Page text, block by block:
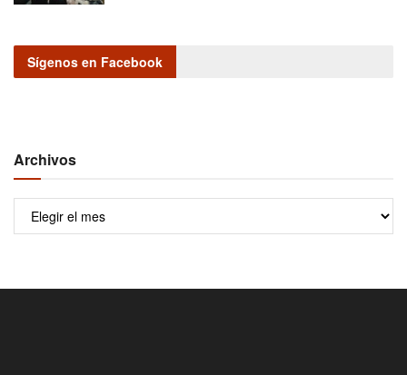
Sígenos en Facebook
Archivos
Archivos